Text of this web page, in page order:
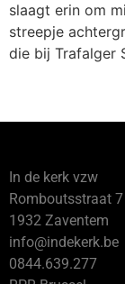
slaagt erin om
streepje
die bij Trafalger
In de kerk vzw
Romboutsstraat 7
1932 Zaventem
info@indekerk.be
0844.639.277